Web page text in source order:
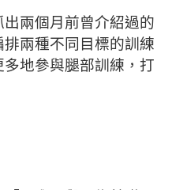
兩個月前曾介紹過的
排兩種不同目標的訓練
地參與腿部訓練，打